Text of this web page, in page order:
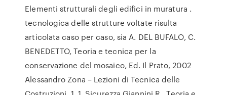
Elementi strutturali degli edifici in muratura .
tecnologica delle strutture voltate risulta
articolata caso per caso, sia A. DEL BUFALO, C.
BENEDETTO, Teoria e tecnica per la
conservazione del mosaico, Ed. Il Prato, 2002
Alessandro Zona – Lezioni di Tecnica delle